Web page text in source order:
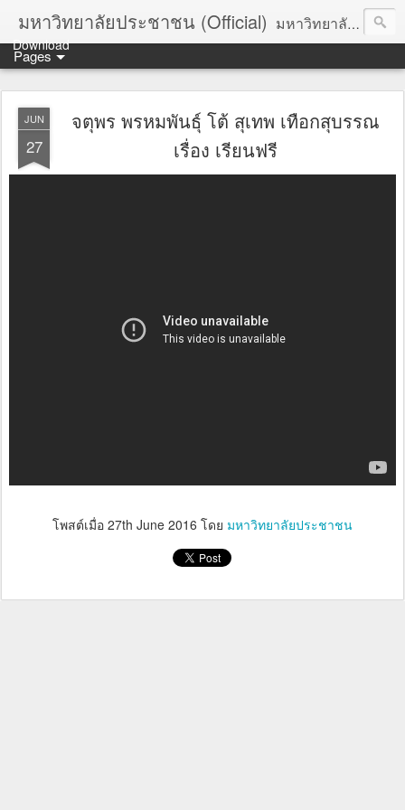
มหาวิทยาลัยประชาชน (Official) มหาวิทยาลัยประชาชน เพื่อการปฏิวัติประชาชนโดยสันติ Truths :: Peace :: Revolution :: Universal Human Rights :: Democracy (TPRUD)
Pages
JUN
27
จตุพร พรหมพันธุ์ โต้ สุเทพ เทือกสุบรรณ
เรื่อง เรียนฟรี
Download
โพสต์เมื่อ 27th June 2016 โดย มหาวิทยาลัยประชาชน